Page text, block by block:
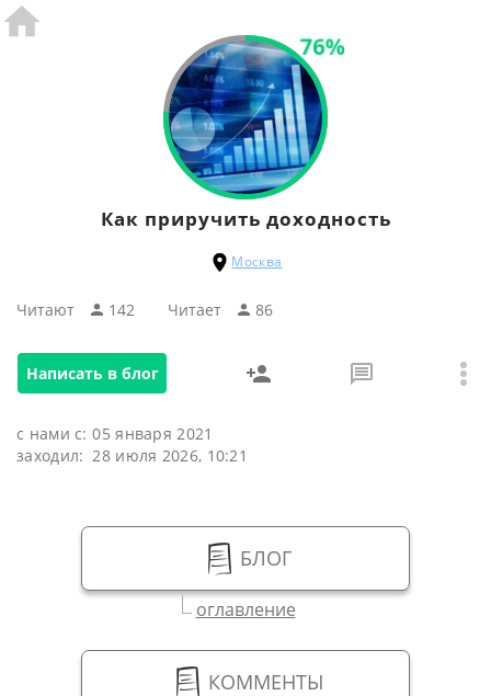
76%
Как приручить доходность
Москва
Читают 142 Читаeт 86
Написать в блог
с нами с: 05 января 2021
заходил: 28 июля 2026, 10:21
БЛОГ
оглавление
КОММЕНТЫ